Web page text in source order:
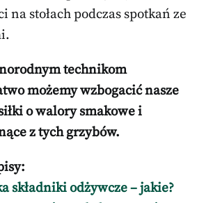
na stołach podczas spotkań ze
technikom
możemy wzbogacić nasze
o walory smakowe i
z tych grzybów.
składniki odżywcze – jakie?